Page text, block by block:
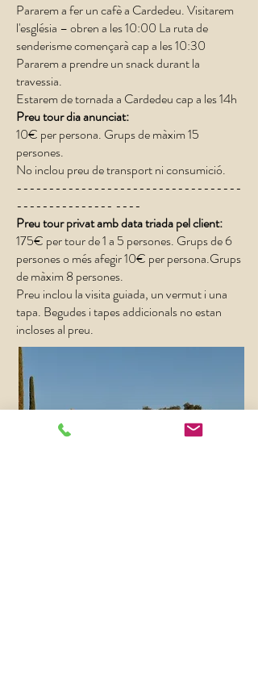
Pararem a fer un cafè a Cardedeu. Visitarem
l'església – obren a les 10:00 La ruta de
senderisme començarà cap a les 10:30
Pararem a prendre un snack durant la
travessia.
Estarem de tornada a Cardedeu cap a les 14h
Preu tour dia anunciat:
10€ per persona. Grups de màxim 15
persones.
No inclou preu de transport ni consumició.
-----------------------------------
--------------- ----
Preu tour privat amb data triada pel client:
175€ per tour de 1 a 5 persones. ​Grups de 6
persones o més afegir 10€ per persona.Grups
de màxim 8 persones.
Preu inclou la visita guiada, un vermut i una
tapa. Begudes i tapes addicionals no estan
incloses al preu.